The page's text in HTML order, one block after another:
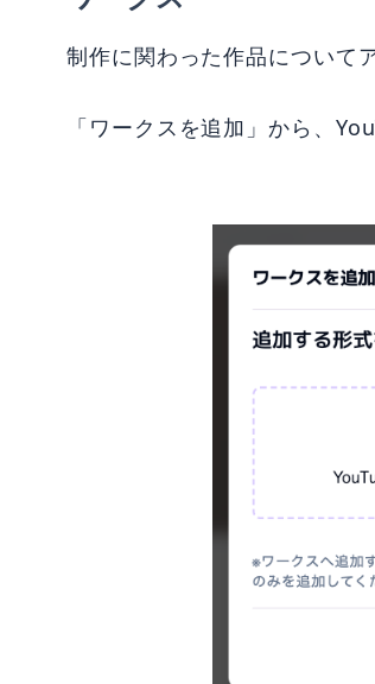
制作に関わった作品について
「ワークスを追加」から、